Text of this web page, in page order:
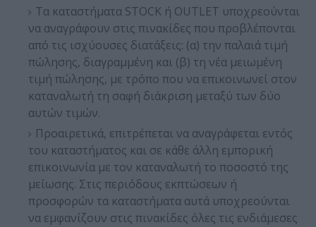
Τα καταστήματα STOCK ή OUTLET υποχρεούνται
να αναγράφουν στις πινακίδες που προβλέπονται
από τις ισχύουσες διατάξεις: (α) την παλαιά τιμή
πώλησης, διαγραμμένη και (β) τη νέα μειωμένη
τιμή πώλησης, με τρόπο που να επικοινωνεί στον
καταναλωτή τη σαφή διάκριση μεταξύ των δύο
αυτών τιμών.
Προαιρετικά, επιτρέπεται να αναγράφεται εντός
του καταστήματος και σε κάθε άλλη εμπορική
επικοινωνία με τον καταναλωτή το ποσοστό της
μείωσης. Στις περιόδους εκπτώσεων ή
προσφορών τα καταστήματα αυτά υποχρεούνται
να εμφανίζουν στις πινακίδες όλες τις ενδιάμεσες